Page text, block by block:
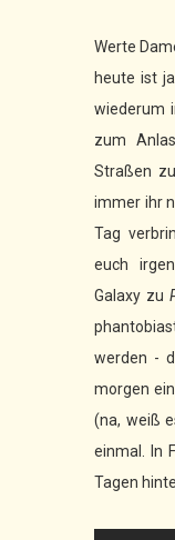
Werte
heute ist
wiederum
zum
Straßen
immer ihr
Tag
euch
Galaxy zu
werden -
morgen
(na, weiß
einmal. In
Tagen